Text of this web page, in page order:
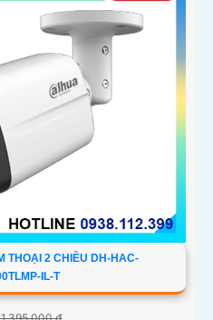
THOẠI 2 CHIỀU DH-HAC-
IL-T